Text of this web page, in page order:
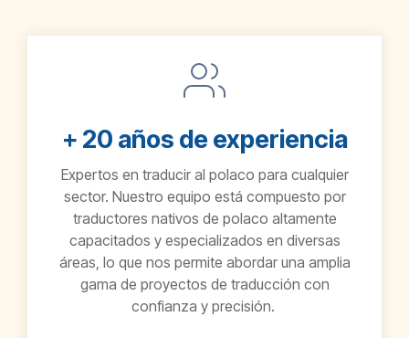
+ 20 años de experiencia
Expertos en traducir al polaco para cualquier
sector. Nuestro equipo está compuesto por
traductores nativos de polaco altamente
capacitados y especializados en diversas
áreas, lo que nos permite abordar una amplia
gama de proyectos de traducción con
confianza y precisión.